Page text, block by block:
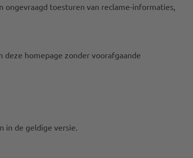
toesturen van reclame-informaties,
deze homepage zonder voorafgaande
in de geldige versie.